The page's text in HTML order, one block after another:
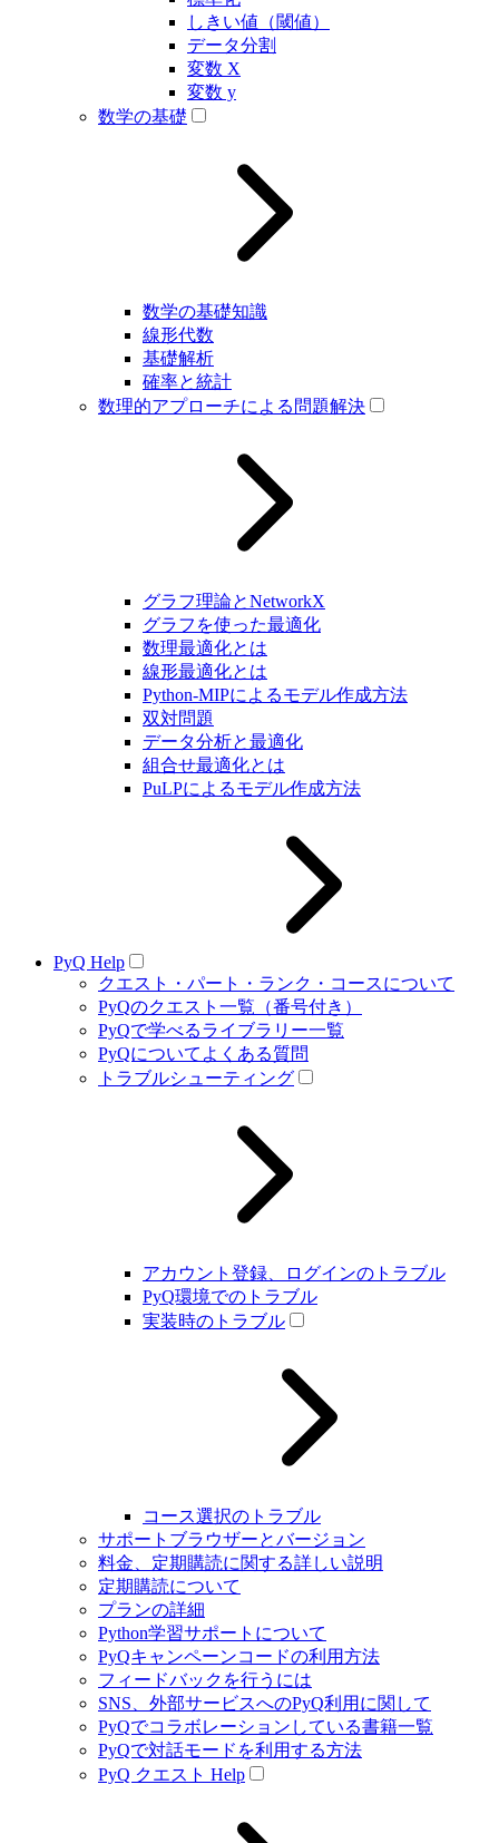
しきい値（閾値）
データ分割
変数 X
変数 y
数学の基礎
数学の基礎知識
線形代数
基礎解析
確率と統計
数理的アプローチによる問題解決
グラフ理論とNetworkX
グラフを使った最適化
数理最適化とは
線形最適化とは
Python-MIPによるモデル作成方法
双対問題
データ分析と最適化
組合せ最適化とは
PuLPによるモデル作成方法
PyQ Help
クエスト・パート・ランク・コースについて
PyQのクエスト一覧（番号付き）
PyQで学べるライブラリー一覧
PyQについてよくある質問
トラブルシューティング
アカウント登録、ログインのトラブル
PyQ環境でのトラブル
実装時のトラブル
コース選択のトラブル
サポートブラウザーとバージョン
料金、定期購読に関する詳しい説明
定期購読について
プランの詳細
Python学習サポートについて
PyQキャンペーンコードの利用方法
フィードバックを行うには
SNS、外部サービスへのPyQ利用に関して
PyQでコラボレーションしている書籍一覧
PyQで対話モードを利用する方法
PyQ クエスト Help